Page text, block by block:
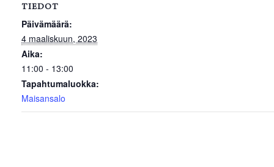
TIEDOT
Päivämäärä:
4 maaliskuun, 2023
Aika:
11:00 - 13:00
Tapahtumaluokka:
Maisansalo